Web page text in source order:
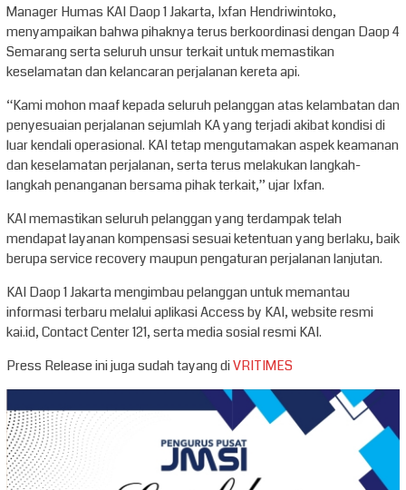
Manager Humas KAI Daop 1 Jakarta, Ixfan Hendriwintoko,
menyampaikan bahwa pihaknya terus berkoordinasi dengan Daop 4
Semarang serta seluruh unsur terkait untuk memastikan
keselamatan dan kelancaran perjalanan kereta api.
“Kami mohon maaf kepada seluruh pelanggan atas kelambatan dan
penyesuaian perjalanan sejumlah KA yang terjadi akibat kondisi di
luar kendali operasional. KAI tetap mengutamakan aspek keamanan
dan keselamatan perjalanan, serta terus melakukan langkah-
langkah penanganan bersama pihak terkait,” ujar Ixfan.
KAI memastikan seluruh pelanggan yang terdampak telah
mendapat layanan kompensasi sesuai ketentuan yang berlaku, baik
berupa service recovery maupun pengaturan perjalanan lanjutan.
KAI Daop 1 Jakarta mengimbau pelanggan untuk memantau
informasi terbaru melalui aplikasi Access by KAI, website resmi
kai.id, Contact Center 121, serta media sosial resmi KAI.
Press Release ini juga sudah tayang diVRITIMES